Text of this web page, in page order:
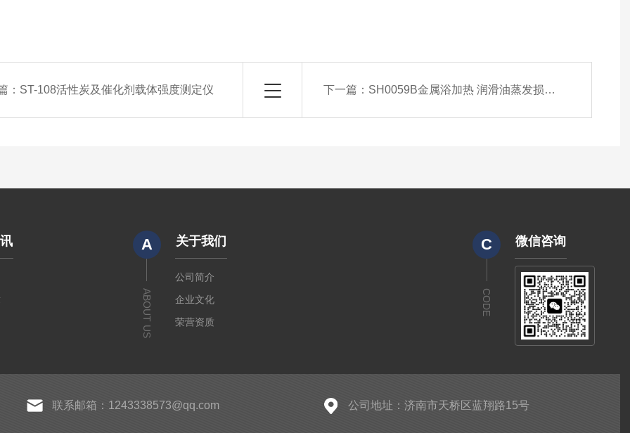
： ST-108活性炭及催化剂载体强度测定仪 下一篇： SH0059B金属浴加热 润滑油蒸发损耗测定仪
A
ABOUT US
关于我们
公司简介
企业文化
荣营资质
C
CODE
微信咨询
联系邮箱：1243338573@qq.com 公司地址：济南市天桥区蓝翔路15号